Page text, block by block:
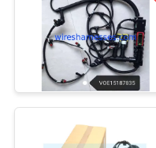
掘削機
ーラー